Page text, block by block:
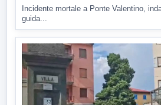
Incidente mortale a Ponte Valentino,
guida...